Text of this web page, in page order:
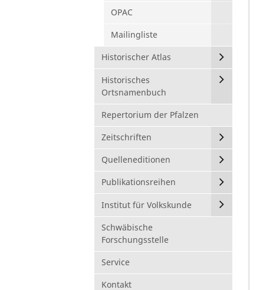
OPAC
Mailingliste
Historischer Atlas
Historisches
Ortsnamenbuch
Repertorium der Pfalzen
Zeitschriften
Quelleneditionen
Publikationsreihen
Institut für Volkskunde
Schwäbische
Forschungsstelle
Service
Kontakt